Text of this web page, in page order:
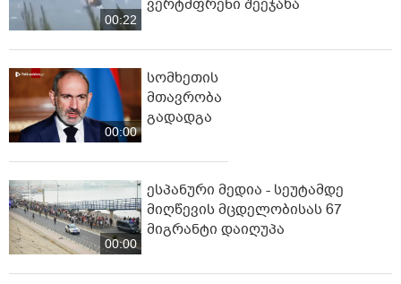
00:22
ვერტმფრენი შეეჯახა
00:00
სომხეთის
მთავრობა
გადადგა
00:00
ესპანური მედია - სეუტამდე
მიღწევის მცდელობისას 67
მიგრანტი დაიღუპა